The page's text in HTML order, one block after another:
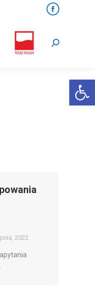
Facebook
Search:
2022
Search: